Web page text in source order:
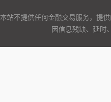
本站不提供任何金融交易服务，提
因信息残缺、延时